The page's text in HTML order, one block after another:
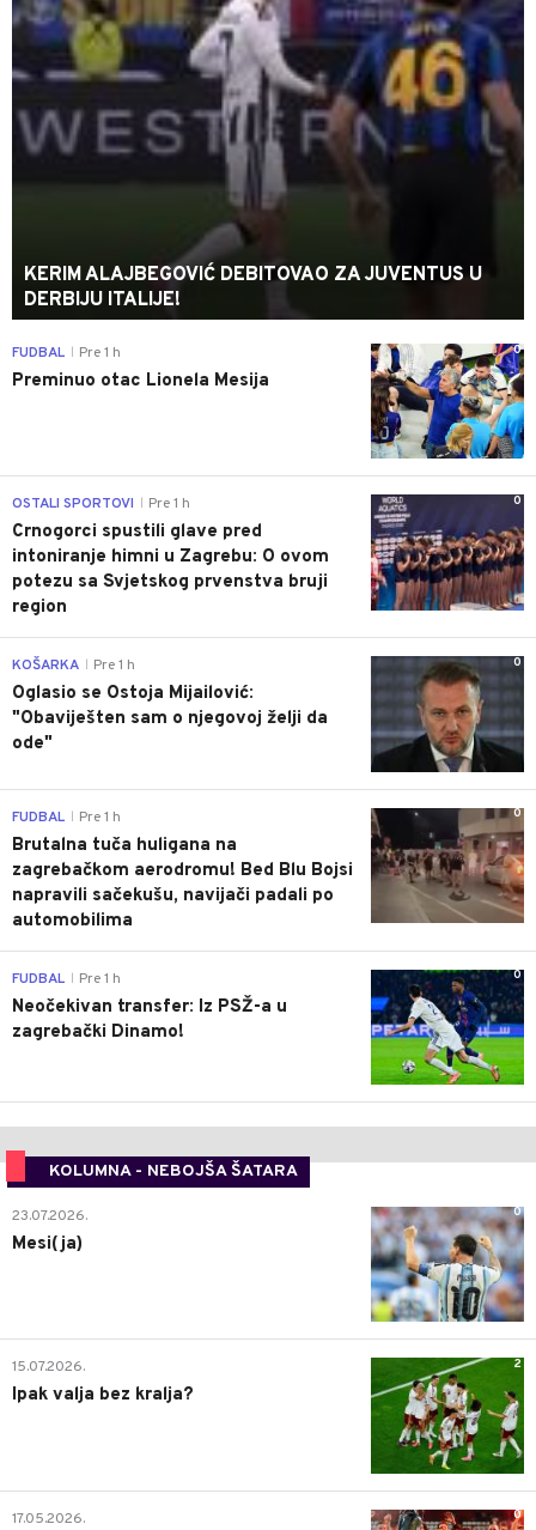
KERIM ALAJBEGOVIĆ DEBITOVAO ZA JUVENTUS U
DERBIJU ITALIJE!
0
FUDBAL Pre 1 h
Preminuo otac Lionela Mesija
0
OSTALI SPORTOVI Pre 1 h
Crnogorci spustili glave pred
intoniranje himni u Zagrebu: O ovom
potezu sa Svjetskog prvenstva bruji
region
0
KOŠARKA Pre 1 h
Oglasio se Ostoja Mijailović:
"Obaviješten sam o njegovoj želji da
ode"
0
FUDBAL Pre 1 h
Brutalna tuča huligana na
zagrebačkom aerodromu! Bed Blu Bojsi
napravili sačekušu, navijači padali po
automobilima
0
FUDBAL Pre 1 h
Neočekivan transfer: Iz PSŽ-a u
zagrebački Dinamo!
KOLUMNA - NEBOJŠA ŠATARA
0
23.07.2026.
Mesi(ja)
2
15.07.2026.
Ipak valja bez kralja?
0
17.05.2026.